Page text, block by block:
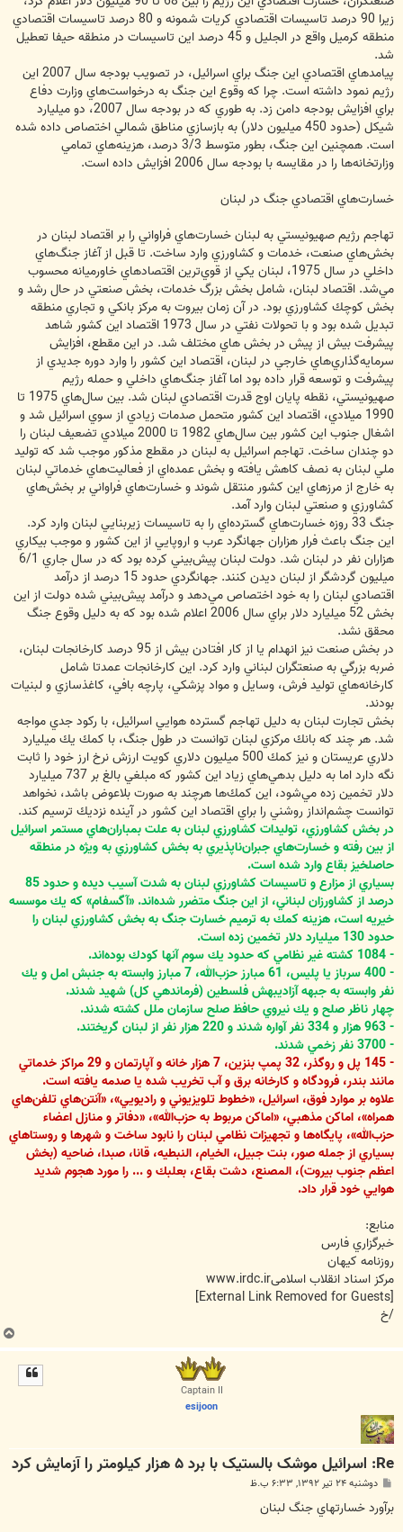
زيرا 90 درصد تاسيسات اقتصادي كريات شمونه و 80 درصد تاسيسات اقتصادي
منطقه كرميل واقع در الجليل و 45 درصد اين تاسيسات در منطقه حيفا تعطيل
شد.
پيامدهاي اقتصادي اين جنگ براي اسرائيل، در تصويب بودجه سال 2007 اين
رژيم نمود داشته است. چرا كه وقوع اين جنگ به درخواست‌هاي وزارت دفاع
براي افزايش بودجه دامن زد. به طوري كه در بودجه سال 2007، دو ميليارد
شيكل (حدود 450 ميليون دلار) به بازسازي مناطق شمالي اختصاص داده شده
است. همچنين اين جنگ، بطور متوسط 3/3 درصد، هزينه‌هاي تمامي
وزارتخانه‌ها را در مقايسه با بودجه سال 2006 افزايش داده است.
خسارت‌هاي اقتصادي جنگ در لبنان
تهاجم رژيم صهيونيستي به لبنان خسارت‌هاي فراواني را بر اقتصاد لبنان در
بخش‌هاي صنعت، خدمات و كشاورزي وارد ساخت. تا قبل از آغاز جنگ‌هاي
داخلي در سال 1975، لبنان يكي از قوي‌ترين اقتصادهاي خاورميانه محسوب
مي‌شد. اقتصاد لبنان، شامل بخش بزرگ خدمات، بخش صنعتي در حال رشد و
بخش كوچك كشاورزي بود. در آن زمان بيروت به مركز بانكي و تجاري منطقه
تبديل شده بود و با تحولات نفتي در سال 1973 اقتصاد اين كشور شاهد
پيشرفت بيش از پيش در بخش هاي مختلف شد. در اين مقطع، افزايش
سرمايه‌گذاري‌هاي خارجي در لبنان، اقتصاد اين كشور را وارد دوره جديدي از
پيشرفت و توسعه قرار داده بود اما آغاز جنگ‌هاي داخلي و حمله رژيم
صهيونيستي، نقطه پايان اوج قدرت اقتصادي لبنان شد. بين سال‌هاي 1975 تا
1990 ميلادي، اقتصاد اين كشور متحمل صدمات زيادي از سوي اسرائيل شد و
اشغال جنوب اين كشور بين سال‌هاي 1982 تا 2000 ميلادي تضعيف لبنان را
دو چندان ساخت. تهاجم اسرائيل به لبنان در مقطع مذكور موجب شد كه توليد
ملي لبنان به نصف كاهش يافته و بخش عمده‌اي از فعاليت‌هاي خدماتي لبنان
به خارج از مرزهاي اين كشور منتقل شوند و خسارت‌‌هاي فراواني بر بخش‌هاي
كشاورزي و صنعتي لبنان وارد آمد.
جنگ 33 روزه خسارت‌هاي گسترده‌اي را به تاسيسات زيربنايي لبنان وارد كرد.
اين جنگ باعث فرار هزاران جهانگرد عرب و اروپايي از اين كشور و موجب بيكاري
هزاران نفر در لبنان شد. دولت لبنان پيش‌بيني كرده بود كه در سال جاري 6/1
ميليون گردشگر از لبنان ديدن كنند. جهانگردي حدود 15 درصد از درآمد
اقتصادي لبنان را به خود اختصاص مي‌دهد و درآمد پيش‌بيني شده دولت از اين
بخش 52 ميليارد دلار براي سال 2006 اعلام شده بود كه به دليل وقوع جنگ
محقق نشد.
در بخش صنعت نيز انهدام يا از كار افتادن بيش از 95 درصد كارخانجات لبنان،
ضربه بزرگي به صنعتگران لبناني وارد كرد. اين كارخانجات عمدتا شامل
كارخانه‌هاي توليد فرش، وسايل و مواد پزشكي، پارچه بافي، كاغذسازي و لبنيات
بودند.
بخش تجارت لبنان به دليل تهاجم گسترده هوايي اسرائيل، با ركود جدي مواجه
شد. هر چند كه بانك مركزي لبنان توانست در طول جنگ، با كمك يك ميليارد
دلاري عريستان و نيز كمك 500 ميليون دلاري كويت ارزش نرخ ارز خود را ثابت
نگه دارد اما به دليل بدهي‌هاي زياد اين كشور كه مبلغي بالغ بر 737 ميليارد
دلار تخمين زده مي‌شود، اين كمك‌ها هرچند به صورت بلاعوض باشد، نخواهد
توانست چشم‌انداز روشني را براي اقتصاد اين كشور در آينده نزديك ترسيم كند.
در بخش كشاورزي، توليدات كشاورزي لبنان به علت بمباران‌هاي مستمر اسرائيل
از بين رفته و خسارت‌هاي جبران‌ناپذيري به بخش كشاورزي به ويژه در منطقه
حاصلخيز بقاع وارد شده است.
بسياري از مزارع و تاسيسات كشاورزي لبنان به شدت آسيب ديده و حدود 85
درصد از كشاورزان لبناني، از اين جنگ متضرر شده‌اند. «آگسفام» كه يك موسسه
خيريه است، هزينه كمك به ترميم خسارت جنگ به بخش كشاورزي لبنان را
حدود 130 ميليارد دلار تخمين زده است.
- 1084 كشته غير نظامي كه حدود يك سوم آنها كودك بوده‌اند.
- 400 سرباز يا پليس، 61 مبارز حزب‌الله‌، 7 مبارز وابسته به جنبش امل و يك
نفر وابسته به جبهه آزاديبهش فلسطين (فرماندهي كل)‌ شهيد شدند.
چهار ناظر صلح و يك نيروي حافظ صلح سازمان ملل كشته شدند.
- 963 هزار و 334 نفر آواره شدند و 220 هزار نفر از لبنان گريختند.
- 3700 نفر زخمي شدند.
- 145 پل و روگذر، 32 پمپ بنزين، 7 هزار خانه و آپارتمان و 29 مراكز خدماتي
مانند بندر، فرودگاه و كارخانه برق و آب تخريب شده يا صدمه يافته است.
علاوه بر موارد فوق، اسرائيل،‌ «خطوط تلويزيوني و راديويي»،‌ «آنتن‌هاي تلفن‌هاي
همراه»، اماكن مذهبي، «اماكن مربوط به حزب‌الله»، «دفاتر و منازل اعضاء
حزب‌الله»، پايگاه‌ها و تجهيزات نظامي لبنان را نابود ساخت و شهرها و روستاهاي
بسياري از جمله صور، بنت جبيل، الخيام، النبطيه، قانا، صبدا، ضاحيه (بخش
اعظم جنوب بيروت)، المصنع، دشت بقاع، بعلبك و ... را مورد هجوم شديد
هوايي خود قرار داد.
منابع:
خبرگزاري فارس
روزنامه کیهان
مرکز اسناد انقلاب اسلامیwww.irdc.ir
[External Link Removed for Guests]
/خ
Captain II
esijoon
Re: اسرائیل موشک بالستیک با برد ۵ هزار کیلومتر را آزمایش کرد
ت
دوشنبه ۲۴ تیر ۱۳۹۲, ۶:۳۳ ب.ظ
برآورد خسارتهاي جنگ لبنان